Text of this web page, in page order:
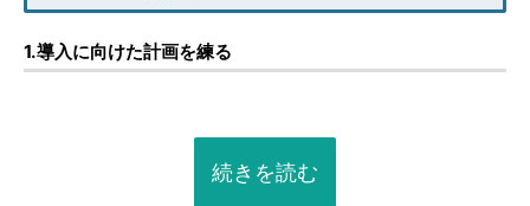
1.導入に向けた計画を練る
続きを読む